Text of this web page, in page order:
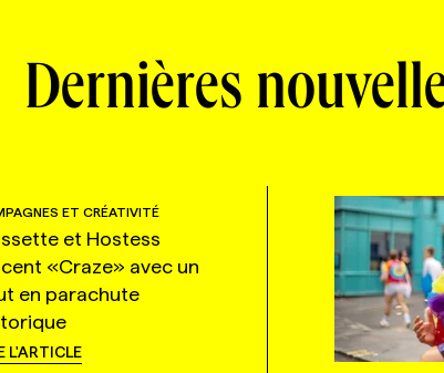
Dernières
ET CRÉATIVITÉ
et Hostess
«Craze» avec un
en parachute
L'ARTICLE